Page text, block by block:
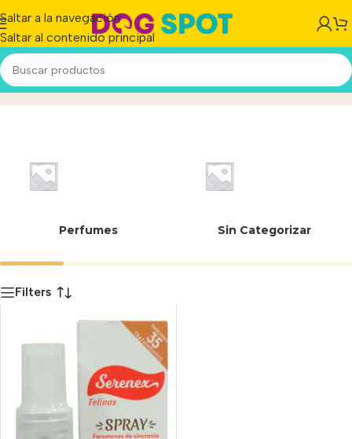
Saltar a la navegación
Saltar al contenido principal
20-012Inicio/Producto
Perfumes Sin Categorizar
Filters